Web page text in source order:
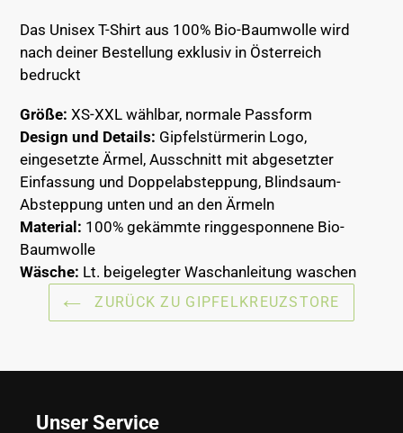
Das Unisex T-Shirt aus 100% Bio-Baumwolle wird
nach deiner Bestellung exklusiv in Österreich
bedruckt
Größe: XS-XXL wählbar, normale Passform
Design und Details: Gipfelstürmerin Logo,
eingesetzte Ärmel, Ausschnitt mit abgesetzter
Einfassung und Doppelabsteppung, Blindsaum-
Absteppung unten und an den Ärmeln
Material: 100% gekämmte ringgesponnene Bio-
Baumwolle
Wäsche: Lt. beigelegter Waschanleitung waschen
ZURÜCK ZU GIPFELKREUZSTORE
Unser Service